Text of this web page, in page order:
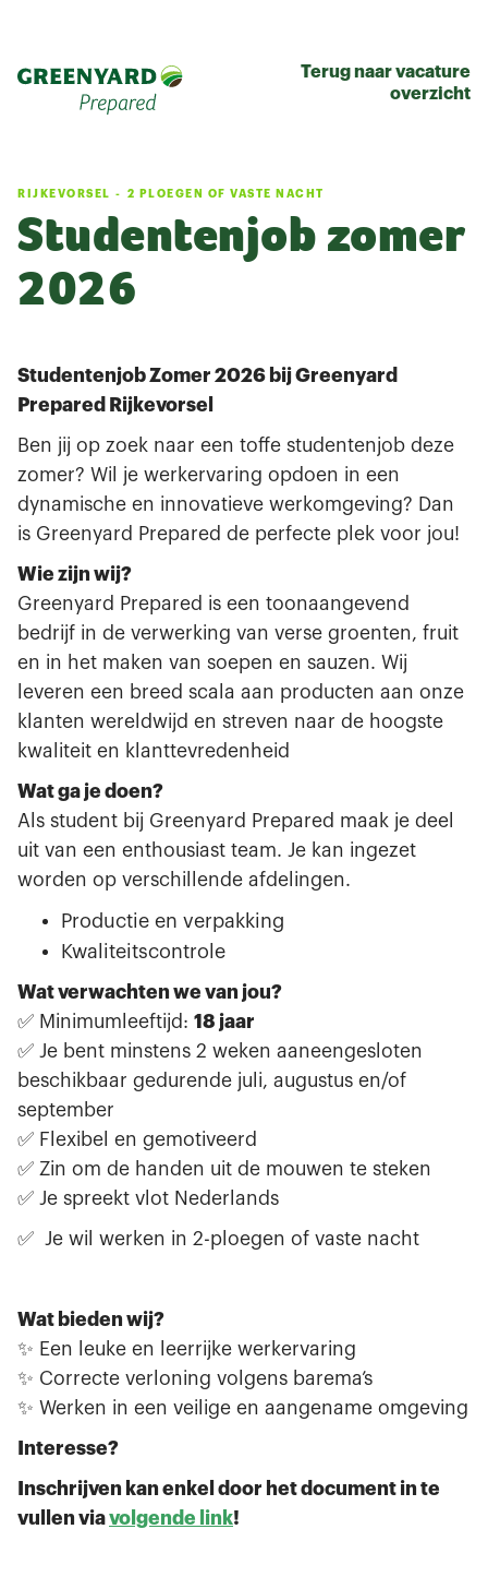
Terug naar vacature
overzicht
RIJKEVORSEL - 2 PLOEGEN OF VASTE NACHT
Studentenjob zomer
2026
Studentenjob Zomer 2026 bij Greenyard
Prepared Rijkevorsel
Ben jij op zoek naar een toffe studentenjob deze
zomer? Wil je werkervaring opdoen in een
dynamische en innovatieve werkomgeving? Dan
is Greenyard Prepared de perfecte plek voor jou!
Wie zijn wij?
Greenyard Prepared is een toonaangevend
bedrijf in de verwerking van verse groenten, fruit
en in het maken van soepen en sauzen. Wij
leveren een breed scala aan producten aan onze
klanten wereldwijd en streven naar de hoogste
kwaliteit en klanttevredenheid
Wat ga je doen?
Als student bij Greenyard Prepared maak je deel
uit van een enthousiast team. Je kan ingezet
worden op verschillende afdelingen.
Productie en verpakking
Kwaliteitscontrole
Wat verwachten we van jou?
✅ Minimumleeftijd: 18 jaar
✅ Je bent minstens 2 weken aaneengesloten
beschikbaar gedurende juli, augustus en/of
september
✅ Flexibel en gemotiveerd
✅ Zin om de handen uit de mouwen te steken
✅ Je spreekt vlot Nederlands
✅ Je wil werken in 2-ploegen of vaste nacht
Wat bieden wij?
✨ Een leuke en leerrijke werkervaring
✨ Correcte verloning volgens barema’s
✨ Werken in een veilige en aangename omgeving
Interesse?
Inschrijven kan enkel door het document in te
vullen viavolgende link!